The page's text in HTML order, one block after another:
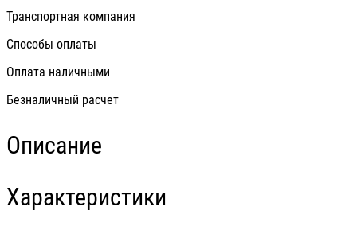
Транспортная компания
Способы оплаты
Оплата наличными
Безналичный расчет
Описание
Характеристики